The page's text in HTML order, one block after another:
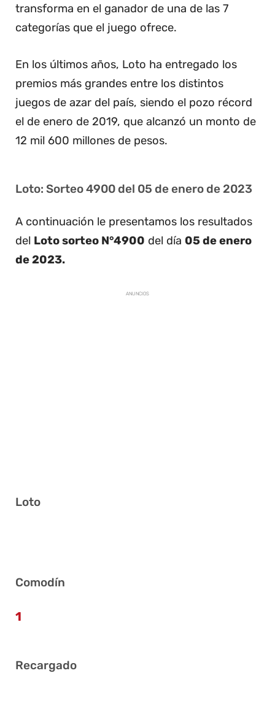
transforma en el ganador de una de las 7
categorías que el juego ofrece.
En los últimos años, Loto ha entregado los
premios más grandes entre los distintos
juegos de azar del país, siendo el pozo récord
el de enero de 2019, que alcanzó un monto de
12 mil 600 millones de pesos.
Loto: Sorteo 4900 del 05 de enero de 2023
A continuación le presentamos los resultados
del Loto sorteo N°4900 del día 05 de enero
de 2023.
ANUNCIOS
Loto
Comodín
1
Recargado